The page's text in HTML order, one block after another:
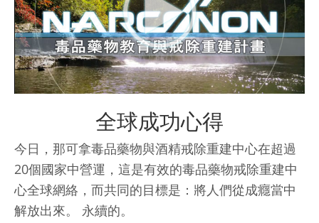
全球成功心得
今日，那可拿毒品藥物與酒精戒除重建中心在超過
20個國家中營運，這是有效的毒品藥物戒除重建中
心全球網絡，而共同的目標是：將人們從成癮當中
解放出來。 永續的。